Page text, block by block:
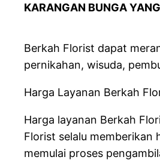
KARANGAN BUNGA
Berkah Florist dapat
pernikahan, wisuda,
Harga Layanan Berkah
Harga layanan Berkah
Florist selalu memberikan
memulai proses